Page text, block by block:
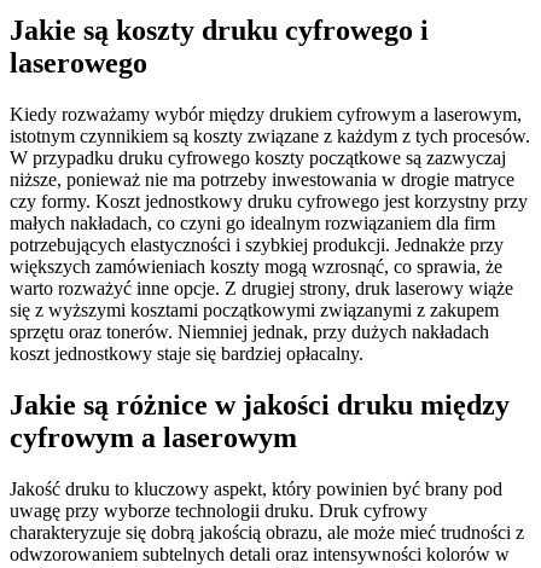
Jakie są koszty druku cyfrowego i
laserowego
Kiedy rozważamy wybór między drukiem cyfrowym a laserowym,
istotnym czynnikiem są koszty związane z każdym z tych procesów.
W przypadku druku cyfrowego koszty początkowe są zazwyczaj
niższe, ponieważ nie ma potrzeby inwestowania w drogie matryce
czy formy. Koszt jednostkowy druku cyfrowego jest korzystny przy
małych nakładach, co czyni go idealnym rozwiązaniem dla firm
potrzebujących elastyczności i szybkiej produkcji. Jednakże przy
większych zamówieniach koszty mogą wzrosnąć, co sprawia, że
warto rozważyć inne opcje. Z drugiej strony, druk laserowy wiąże
się z wyższymi kosztami początkowymi związanymi z zakupem
sprzętu oraz tonerów. Niemniej jednak, przy dużych nakładach
koszt jednostkowy staje się bardziej opłacalny.
Jakie są różnice w jakości druku między
cyfrowym a laserowym
Jakość druku to kluczowy aspekt, który powinien być brany pod
uwagę przy wyborze technologii druku. Druk cyfrowy
charakteryzuje się dobrą jakością obrazu, ale może mieć trudności z
odwzorowaniem subtelnych detali oraz intensywności kolorów w